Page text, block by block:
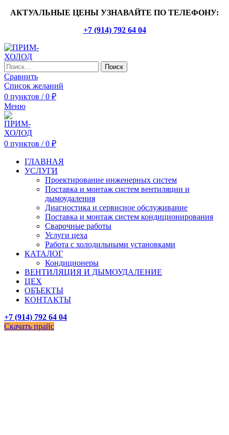
АКТУАЛЬНЫЕ ЦЕНЫ УЗНАВАЙТЕ ПО ТЕЛЕФОНУ:
+7 (914) 792 64 04
Поиск
Сравнить
Список желаний
0 пунктов / 0 ₽
Меню
0 пунктов / 0 ₽
ГЛАВНАЯ
УСЛУГИ
Проектирование инженерных систем
Поставка и монтаж систем вентиляции и
дымоудаления
Диагностика и сервисное обслуживание
Поставка и монтаж систем кондиционирования
Сварочные работы
Услуги цеха
Работа с холодильными установками
КАТАЛОГ
Кондиционеры
ВЕНТИЛЯЦИЯ И ДЫМОУДАЛЕНИЕ
ЦЕХ
ОБЪЕКТЫ
КОНТАКТЫ
+7 (914) 792 64 04
Скачать прайс